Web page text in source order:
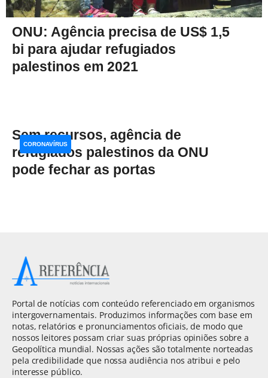
ONU: Agência precisa de US$ 1,5
bi para ajudar refugiados
palestinos em 2021
Sem recursos, agência de
refugiados palestinos da ONU
pode fechar as portas
CORONAVÍRUS
Portal de notícias com conteúdo referenciado em organismos
intergovernamentais. Produzimos informações com base em
notas, relatórios e pronunciamentos oficiais, de modo que
nossos leitores possam criar suas próprias opiniões sobre a
Geopolítica mundial. Nossas ações são totalmente norteadas
pela credibilidade que nossa audiência nos atribui e pelo
interesse público.